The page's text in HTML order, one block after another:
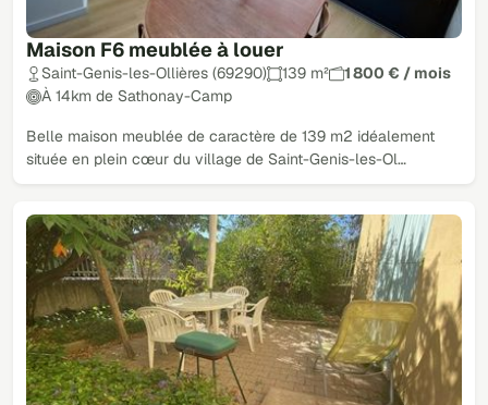
Maison F6 meublée à louer
Saint-Genis-les-Ollières (69290) 139 m²
1 800 € / mois
À 14km de Sathonay-Camp
Belle maison meublée de caractère de 139 m2 idéalement
située en plein cœur du village de Saint-Genis-les-Ol…